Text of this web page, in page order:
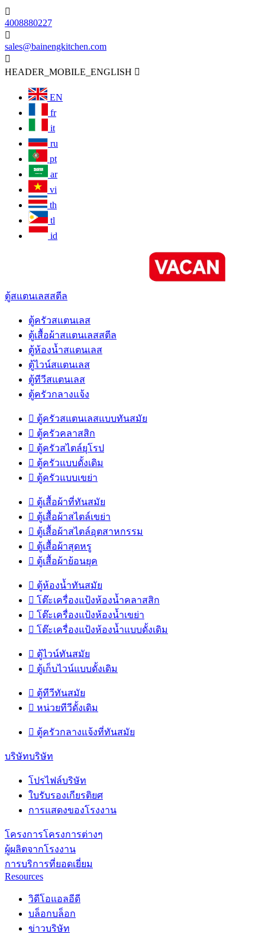

4008880227

sales@bainengkitchen.com

HEADER_MOBILE_ENGLISH 
EN
fr
it
ru
pt
ar
vi
th
tl
id
ตู้สแตนเลสสตีล
ตู้ครัวสแตนเลส
ตู้เสื้อผ้าสแตนเลสสตีล
ตู้ห้องน้ำสแตนเลส
ตู้ไวน์สแตนเลส
ตู้ทีวีสแตนเลส
ตู้ครัวกลางแจ้ง
 ตู้ครัวสแตนเลสแบบทันสมัย
 ตู้ครัวคลาสสิก
 ตู้ครัวสไตล์ยุโรป
 ตู้ครัวแบบดั้งเดิม
 ตู้ครัวแบบเขย่า
 ตู้เสื้อผ้าที่ทันสมัย
 ตู้เสื้อผ้าสไตล์เขย่า
 ตู้เสื้อผ้าสไตล์อุตสาหกรรม
 ตู้เสื้อผ้าสุดหรู
 ตู้เสื้อผ้าย้อนยุค
 ตู้ห้องน้ำทันสมัย
 โต๊ะเครื่องแป้งห้องน้ำคลาสสิก
 โต๊ะเครื่องแป้งห้องน้ำเขย่า
 โต๊ะเครื่องแป้งห้องน้ำแบบดั้งเดิม
 ตู้ไวน์ทันสมัย
 ตู้เก็บไวน์แบบดั้งเดิม
 ตู้ทีวีทันสมัย
 หน่วยทีวีดั้งเดิม
 ตู้ครัวกลางแจ้งที่ทันสมัย
บริษัทบริษัท
โปรไฟล์บริษัท
ใบรับรองเกียรติยศ
การแสดงของโรงงาน
โครงการโครงการต่างๆ
ผู้ผลิตจากโรงงาน
การบริการที่ยอดเยี่ยม
Resources
วิดีโอแอลอีดี
บล็อกบล็อก
ข่าวบริษัท